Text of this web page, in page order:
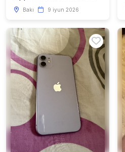
Bakı 9 iyun 2026